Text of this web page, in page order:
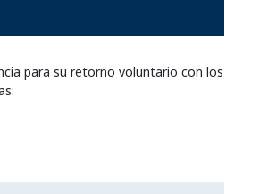
para su retorno voluntario con los